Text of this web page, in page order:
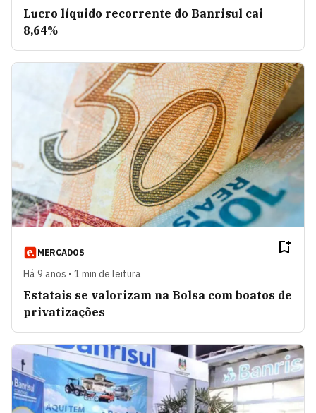
Lucro líquido recorrente do Banrisul cai
8,64%
MERCADOS
Há 9 anos • 1 min de leitura
Estatais se valorizam na Bolsa com boatos de
privatizações